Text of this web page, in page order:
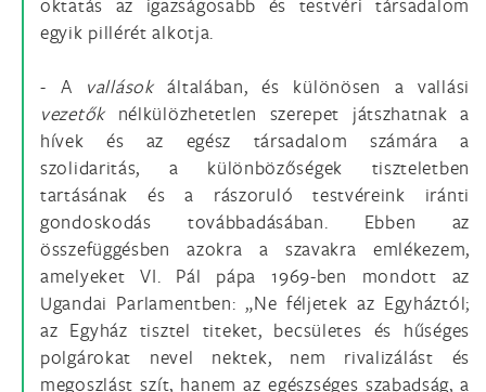
egyik pillérét alkotja.
- A vallásokáltalában, és különösen a vallási
vezetők nélkülözhetetlen szerepet játszhatnak a
hívek és az egész társadalom számára a
szolidaritás, a különbözőségek tiszteletben
tartásának és a rászoruló testvéreink iránti
gondoskodás továbbadásában. Ebben az
összefüggésben azokra a szavakra emlékezem,
amelyeket VI. Pál pápa 1969-ben mondott az
Ugandai Parlamentben: „Ne féljetek az Egyháztól;
az Egyház tisztel titeket, becsületes és hűséges
polgárokat nevel nektek, nem rivalizálást és
megoszlást szít, hanem az egészséges szabadság, a